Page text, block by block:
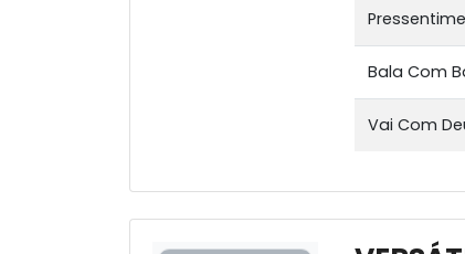
Bala Com
Vai Com